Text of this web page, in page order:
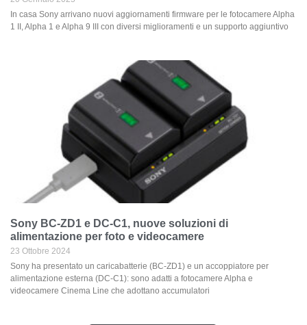
In casa Sony arrivano nuovi aggiornamenti firmware per le fotocamere Alpha
1 II, Alpha 1 e Alpha 9 III con diversi miglioramenti e un supporto aggiuntivo
Sony BC-ZD1 e DC-C1, nuove soluzioni di
alimentazione per foto e videocamere
23 Ottobre 2024
Sony ha presentato un caricabatterie (BC-ZD1) e un accoppiatore per
alimentazione esterna (DC-C1): sono adatti a fotocamere Alpha e
videocamere Cinema Line che adottano accumulatori